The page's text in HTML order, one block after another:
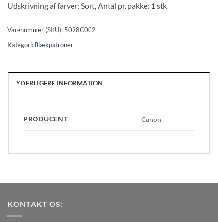
Udskrivning af farver: Sort, Antal pr. pakke: 1 stk
Varenummer (SKU): 5098C002
Kategori: Blækpatroner
YDERLIGERE INFORMATION
PRODUCENT Canon
KONTAKT OS: